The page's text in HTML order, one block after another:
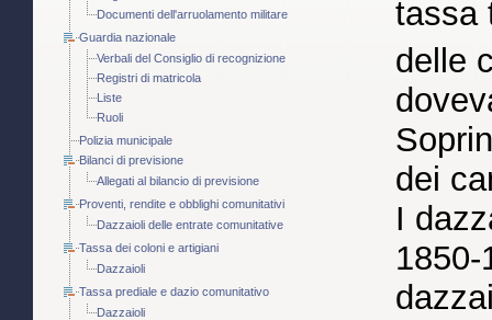
Documenti dell'arruolamento militare
Guardia nazionale
Verbali del Consiglio di recognizione
Registri di matricola
Liste
Ruoli
Polizia municipale
Bilanci di previsione
Allegati al bilancio di previsione
Proventi, rendite e obblighi comunitativi
Dazzaioli delle entrate comunitative
Tassa dei coloni e artigiani
Dazzaioli
Tassa prediale e dazio comunitativo
Dazzaioli
tassa
delle
dei
I